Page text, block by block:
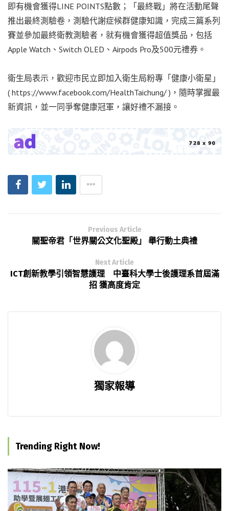
即有機會獲得LINE POINTS點數；「最終戰」將在活動尾聲
推出最終測驗卷，測驗代謝症候群健康知識，完成三篇系列
賽並參加最終衛教測驗者，就有機會獲得超值獎品，包括
Apple Watch、Switch OLED、Airpods Pro及500元禮券。
衛生局表示，歡迎市民立即加入衛生局粉專「健康小衛星」
( https://www.facebook.com/HealthTaichung/ )，隨時掌握最
新資訊，並一同爭奪健康冠軍，讓好禮不漏接。
Previous Article
關聖帝君「世界關公文化聖殿」 舉行動土典禮
Next Article
ICT創新教學引領智慧護理 中臺科大學士後護理系首屆滿
招 獲高度肯定
獨家報導
Trending Right Now!